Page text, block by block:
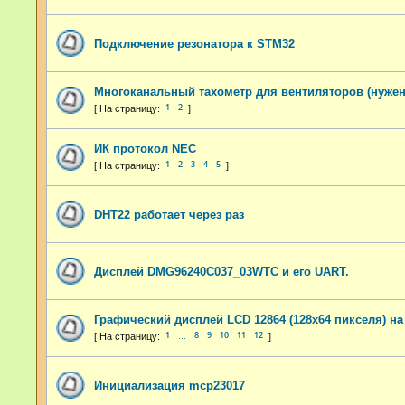
Подключение резонатора к STM32
Многоканальный тахометр для вентиляторов
1 2
ИК протокол NEC
1 2 3 4 5
DHT22 работает через раз
Дисплей DMG96240C037_03WTC и его UART.
Графический дисплей LCD 12864 (128x64 пикселя) на
1 8 9 10 11 12
Инициализация mcp23017